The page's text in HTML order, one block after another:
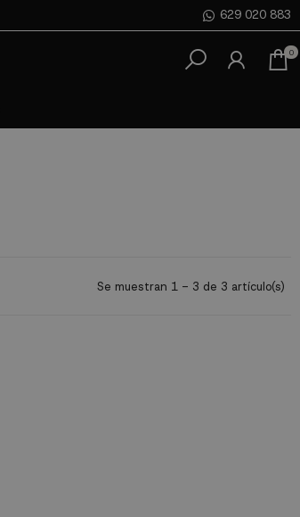
629 020 883
0
Se muestran 1 - 3 de 3 artículo(s)